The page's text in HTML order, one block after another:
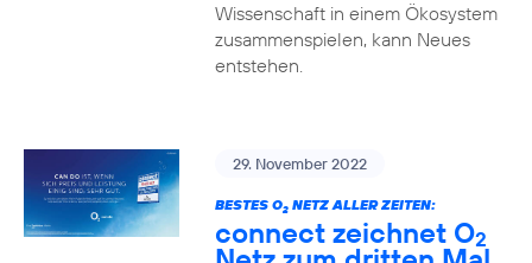
Wissenschaft in einem Ökosystem
zusammenspielen, kann Neues
entstehen.
29. November 2022
BESTES O2NETZ ALLER ZEITEN:
connect zeichnet O2